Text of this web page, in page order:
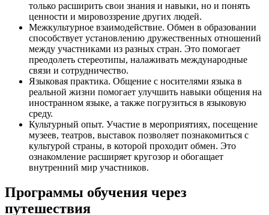
только расширить свои знания и навыки, но и понять
ценности и мировоззрение других людей.
Межкультурное взаимодействие. Обмен в образовании
способствует установлению дружественных отношений
между участниками из разных стран. Это помогает
преодолеть стереотипы, налаживать международные
связи и сотрудничество.
Языковая практика. Общение с носителями языка в
реальной жизни помогает улучшить навыки общения на
иностранном языке, а также погрузиться в языковую
среду.
Культурный опыт. Участие в мероприятиях, посещение
музеев, театров, выставок позволяет познакомиться с
культурой страны, в которой проходит обмен. Это
ознакомление расширяет кругозор и обогащает
внутренний мир участников.
Программы обучения через
путешествия